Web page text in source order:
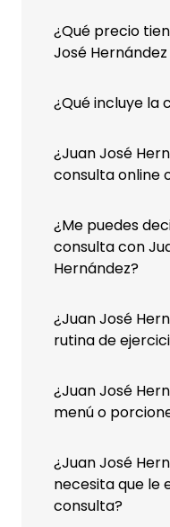
¿Qué precio
José
¿Qué incluye la
¿Juan José
consulta online
¿Me puedes
consulta con
Hernández?
¿Juan José
rutina de
¿Juan José
menú o
¿Juan José
necesita que le
consulta?